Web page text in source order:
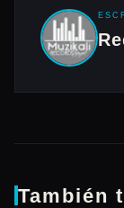
También